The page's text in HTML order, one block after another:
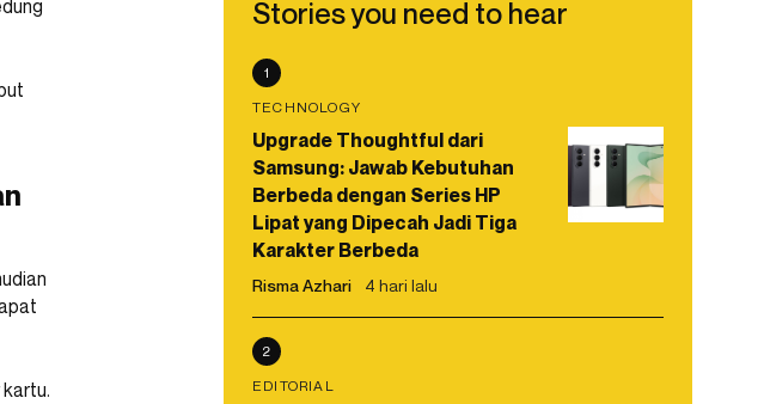
Stories you need to hear
1
TECHNOLOGY
Upgrade Thoughtful dari
Samsung: Jawab Kebutuhan
Berbeda dengan Series HP
Lipat yang Dipecah Jadi Tiga
Karakter Berbeda
Risma Azhari 4 hari lalu
2
EDITORIAL